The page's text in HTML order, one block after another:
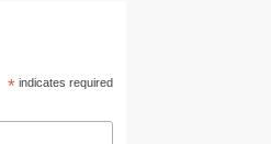
* indicates required